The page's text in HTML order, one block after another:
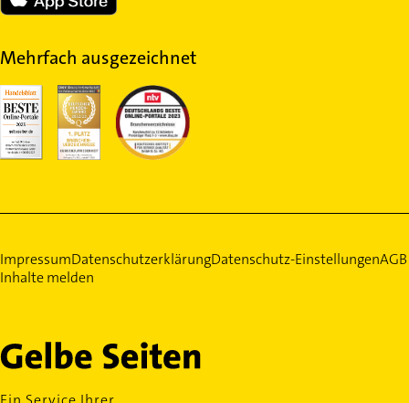
Mehrfach ausgezeichnet
ImpressumDatenschutzerklärungDatenschutz-EinstellungenAGB
Inhalte melden